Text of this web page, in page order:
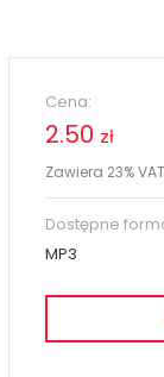
Cena:
2.50 zł
Zawiera 23% VAT
Dostępne
MP3